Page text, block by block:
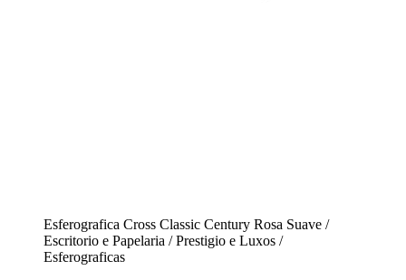
Esferografica Cross Classic Century Rosa Suave /
Escritorio e Papelaria / Prestigio e Luxos /
Esferograficas